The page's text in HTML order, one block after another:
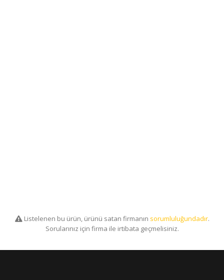
Listelenen bu ürün, ürünü satan firmanın sorumluluğundadır.
Sorularınız için firma ile irtibata geçmelisiniz.